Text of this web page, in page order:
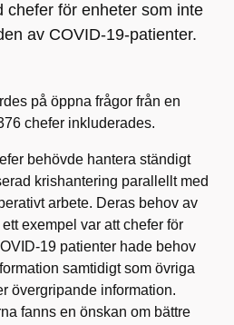
chefer för enheter som inte
av COVID-19-patienter.
på öppna frågor från en
chefer inkluderades.
behövde hantera ständigt
krishantering parallellt med
arbete. Deras behov av
exempel var att chefer för
19 patienter hade behov
samtidigt som övriga
övergripande information.
fanns en önskan om bättre